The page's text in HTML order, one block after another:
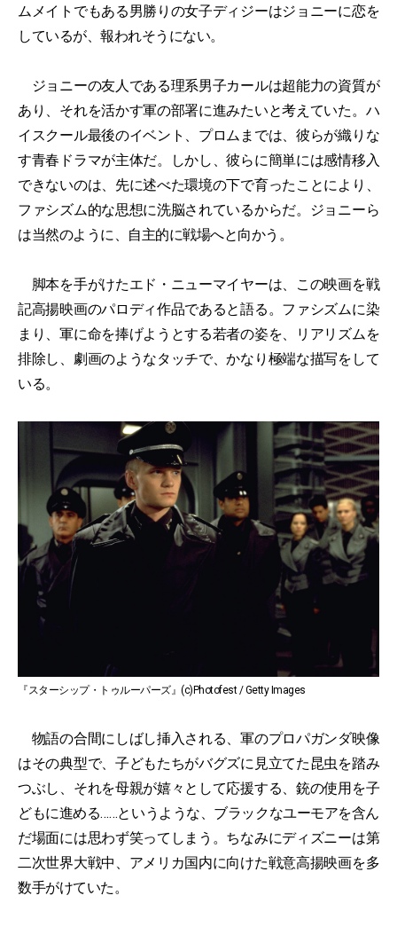
ムメイトでもある男勝りの女子ディジーはジョニーに恋を
しているが、報われそうにない。
ジョニーの友人である理系男子カールは超能力の資質が
あり、それを活かす軍の部署に進みたいと考えていた。ハ
イスクール最後のイベント、プロムまでは、彼らが織りな
す青春ドラマが主体だ。しかし、彼らに簡単には感情移入
できないのは、先に述べた環境の下で育ったことにより、
ファシズム的な思想に洗脳されているからだ。ジョニーら
は当然のように、自主的に戦場へと向かう。
脚本を手がけたエド・ニューマイヤーは、この映画を戦
記高揚映画のパロディ作品であると語る。ファシズムに染
まり、軍に命を捧げようとする若者の姿を、リアリズムを
排除し、劇画のようなタッチで、かなり極端な描写をして
いる。
『スターシップ・トゥルーパーズ』(c)Photofest / Getty Images
物語の合間にしばし挿入される、軍のプロパガンダ映像
はその典型で、子どもたちがバグズに見立てた昆虫を踏み
つぶし、それを母親が嬉々として応援する、銃の使用を子
どもに進める……というような、ブラックなユーモアを含ん
だ場面には思わず笑ってしまう。ちなみにディズニーは第
二次世界大戦中、アメリカ国内に向けた戦意高揚映画を多
数手がけていた。